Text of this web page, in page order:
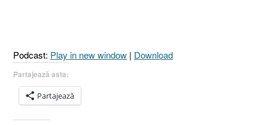
ÎNTÂI
Podcast: Play in new window | Download
Partajează asta:
Partajează